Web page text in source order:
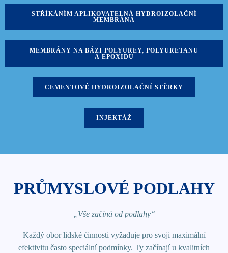
STŘÍKÁNÍM APLIKOVATELNÁ HYDROIZOLAČNÍ
MEMBRÁNA
MEMBRÁNY NA BÁZI POLYUREY, POLYURETANU
A EPOXIDU
CEMENTOVÉ HYDROIZOLAČNÍ STĚRKY
INJEKTÁŽ
PRŮMYSLOVÉ PODLAHY
„Vše začíná od podlahy“
Každý obor lidské činnosti vyžaduje pro svoji maximální
efektivitu často speciální podmínky. Ty začínají u kvalitních